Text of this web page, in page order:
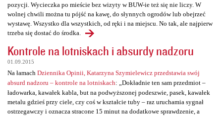
pozycji. Wycieczka po mieście bez wizyty w BUW-ie też się nie liczy. W
wolnej chwili można tu pójść na kawę, do słynnych ogrodów lub obejrzeć
wystawę. Wszystko dla wszystkich, od ręki i na miejscu. No tak, ale najpierw
trzeba się dostać do środka.
Kontrole na lotniskach i absurdy nadzoru
01.09.2015
Na łamach Dziennika Opinii, Katarzyna Szymielewicz przedstawia swój
absurd nadzoru – kontrole na lotniskach: „Dokładnie ten sam przedmiot –
ładowarka, kawałek kabla, but na podwyższonej podeszwie, pasek, kawałek
metalu gdzieś przy ciele, czy coś w kształcie tuby – raz uruchamia sygnał
ostrzegawczy i oznacza stracone 15 minut na dodatkowe sprawdzenie, a